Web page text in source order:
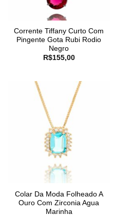
Corrente Tiffany Curto Com
Pingente Gota Rubi Rodio
Negro
R$155,00
Colar Da Moda Folheado A
Ouro Com Zirconia Agua
Marinha